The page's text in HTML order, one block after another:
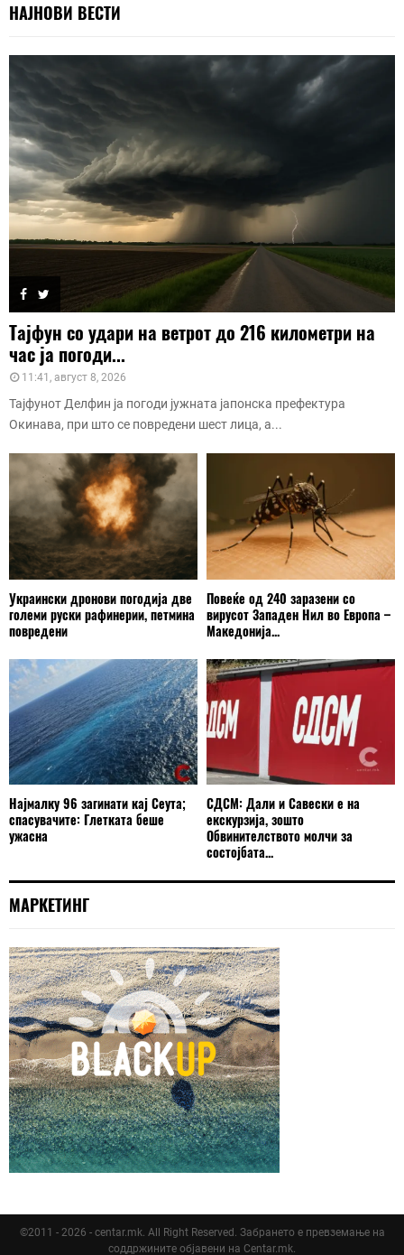
НАЈНОВИ ВЕСТИ
Тајфун со удари на ветрот до 216 километри на
час ја погоди...
11:41, август 8, 2026
Тајфунот Делфин ја погоди јужната јапонска префектура
Окинава, при што се повредени шест лица, а...
Украински дронови погодија две
големи руски рафинерии, петмина
повредени
Повеќе од 240 заразени со
вирусот Западен Нил во Европа –
Македонија...
Најмалку 96 загинати кај Сеута;
спасувачите: Глетката беше
ужасна
СДСМ: Дали и Савески е на
екскурзија, зошто
Обвинителството молчи за
состојбата...
МАРКЕТИНГ
©2011 - 2026 - centar.mk. All Right Reserved. Забрането е превземање на
соддржините објавени на Centar.mk.